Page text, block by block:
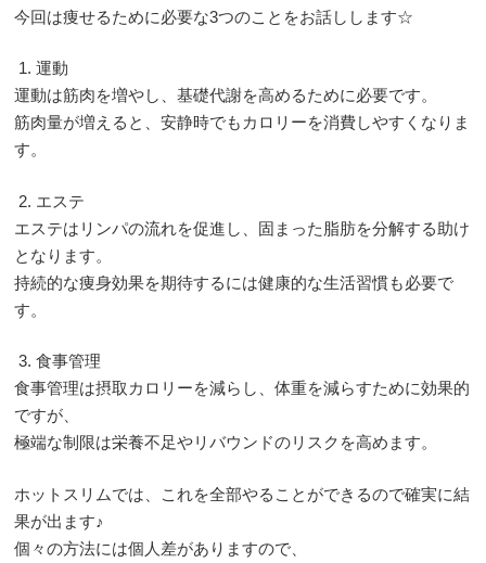
今回は痩せるために必要な3つのことをお話しします☆
1. 運動
運動は筋肉を増やし、基礎代謝を高めるために必要です。
筋肉量が増えると、安静時でもカロリーを消費しやすくなりま
す。
2. エステ
エステはリンパの流れを促進し、固まった脂肪を分解する助け
となります。
持続的な痩身効果を期待するには健康的な生活習慣も必要で
す。
3. 食事管理
食事管理は摂取カロリーを減らし、体重を減らすために効果的
ですが、
極端な制限は栄養不足やリバウンドのリスクを高めます。
ホットスリムでは、これを全部やることができるので確実に結
果が出ます♪
個々の方法には個人差がありますので、